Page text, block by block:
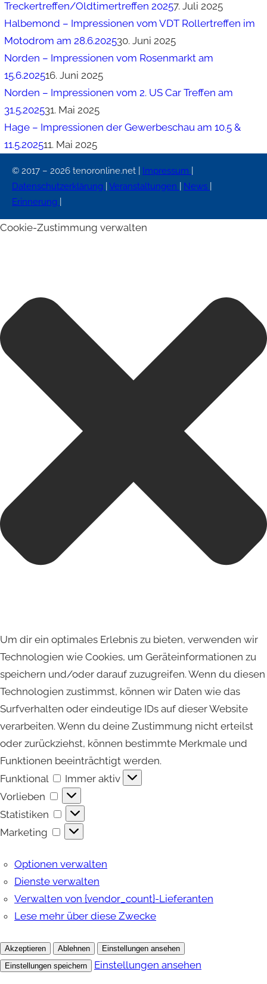
Treckertreffen/Oldtimertreffen 20257. Juli 2025
Halbemond – Impressionen vom VDT Rollertreffen im
Motodrom am 28.6.202530. Juni 2025
Norden – Impressionen vom Rosenmarkt am
15.6.202516. Juni 2025
Norden – Impressionen vom 2. US Car Treffen am
31.5.202531. Mai 2025
Hage – Impressionen der Gewerbeschau am 10.5 &
11.5.202511. Mai 2025
© 2017 – 2026 tenoronline.net | Impressum
Datenschutzerklärung
Veranstaltungen News
Erinnerung
Cookie-Zustimmung verwalten
Um dir ein optimales Erlebnis zu bieten, verwenden wir
Technologien wie Cookies, um Geräteinformationen zu
speichern und/oder darauf zuzugreifen. Wenn du diesen
Technologien zustimmst, können wir Daten wie das
Surfverhalten oder eindeutige IDs auf dieser Website
verarbeiten. Wenn du deine Zustimmung nicht erteilst
oder zurückziehst, können bestimmte Merkmale und
Funktionen beeinträchtigt werden.
Funktional
Funktional
Immer aktiv
Vorlieben
Vorlieben
Statistiken
Statistiken
Marketing
Marketing
Optionen verwalten
Dienste verwalten
Verwalten von {vendor_count}-Lieferanten
Lese mehr über diese Zwecke
Akzeptieren Ablehnen
Einstellungen ansehen
Einstellungen speichern
Einstellungen ansehen